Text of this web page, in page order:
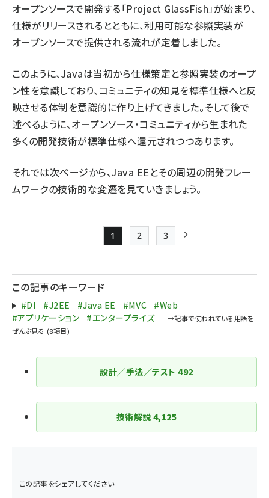
オープンソースで開発する「Project GlassFish」が始まり、
仕様がリリースされるとともに、利用可能な参照実装が
オープンソースで提供される流れが定着しました。
このように、Javaは当初から仕様策定と参照実装のオープ
ン性を意識しており、コミュニティの知見を標準仕様へと反
映させる体制を意識的に作り上げてきました。そして後で
述べるように、オープンソース・コミュニティから生まれた
多くの開発技術が標準仕様へ還元されつつあります。
それでは次ページから、Java EEとその周辺の開発フレー
ムワークの技術的な変遷を見ていきましょう。
送
り
Page
1
Page
2
Page
3
この記事のキーワード
#DI #J2EE #Java EE #MVC
#Web
#アプリケーション
#エンタープライズ
設計／手法／テスト492
技術解説 4,125
この記事をシェアしてください